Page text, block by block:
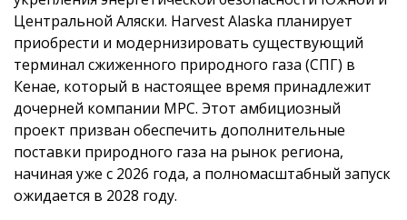
Центральной Аляски. Harvest Alaska планирует
приобрести и модернизировать существующий
терминал сжиженного природного газа (СПГ) в
Кенае, который в настоящее время принадлежит
дочерней компании MPC. Этот амбициозный
проект призван обеспечить дополнительные
поставки природного газа на рынок региона,
начиная уже с 2026 года, а полномасштабный запуск
ожидается в 2028 году.